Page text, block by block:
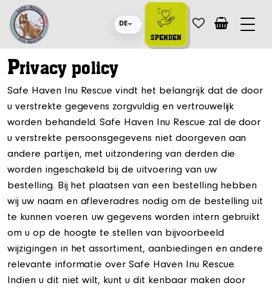
DE
SPENDEN
Privacy policy
Safe Haven Inu Rescue vindt het belangrijk dat de door
u verstrekte gegevens zorgvuldig en vertrouwelijk
worden behandeld. Safe Haven Inu Rescue zal de door
u verstrekte persoonsgegevens niet doorgeven aan
andere partijen, met uitzondering van derden die
worden ingeschakeld bij de uitvoering van uw
bestelling. Bij het plaatsen van een bestelling hebben
wij uw naam en afleveradres nodig om de bestelling uit
te kunnen voeren. uw gegevens worden intern gebruikt
om u op de hoogte te stellen van bijvoorbeeld
wijzigingen in het assortiment, aanbiedingen en andere
relevante informatie over Safe Haven Inu Rescue.
Indien u dit niet wilt, kunt u dit kenbaar maken door